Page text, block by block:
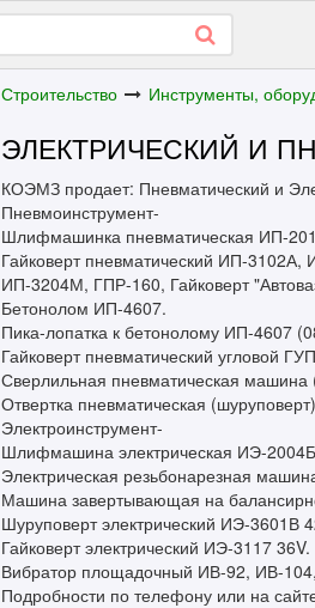
Строительство Инструменты,
ЭЛЕКТРИЧЕСКИЙ И
КОЭМЗ продает: Пневматический и
Пневмоинструмент-
Шлифмашинка пневматическая ИП-
Гайковерт пневматический ИП-
ИП-3204М, ГПР-160, Гайковерт
Бетонолом ИП-4607.
Пика-лопатка к бетонолому ИП-4607
Гайковерт пневматический угловой
Сверлильная пневматическая
Отвертка пневматическая
Электроинструмент-
Шлифмашина электрическая ИЭ-
Электрическая резьбонарезная
Машина завертывающая на
Шуруповерт электрический ИЭ-3601В
Гайковерт электрический ИЭ-3117 36V.
Вибратор площадочный ИВ-92, ИВ-
Подробности по телефону или на